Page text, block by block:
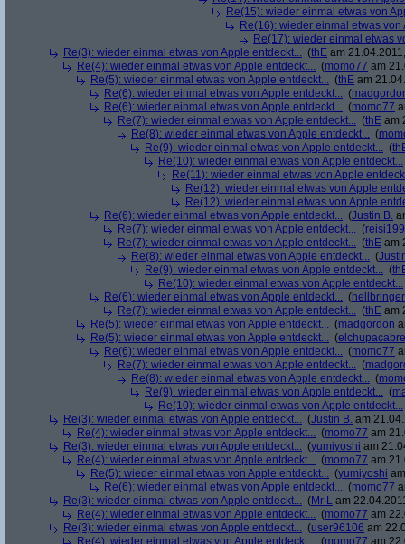
Re(15): wieder einmal etwas von
Re(16): wieder einmal etwas von
Re(17): wieder einmal etwas
Re(3): wieder einmal etwas von Apple entdeckt... (thE am
Re(4): wieder einmal etwas von Apple entdeckt... (momo77 am
Re(5): wieder einmal etwas von Apple entdeckt... (thE am
Re(6): wieder einmal etwas von Apple entdeckt... (
Re(6): wieder einmal etwas von Apple entdeckt... (momo77
Re(7): wieder einmal etwas von Apple entdeckt... (thE am
Re(8): wieder einmal etwas von Apple entdeckt... (
Re(9): wieder einmal etwas von Apple entdeckt... (
Re(10): wieder einmal etwas von Apple entdeckt...
Re(11): wieder einmal etwas von Apple
Re(12): wieder einmal etwas von Apple
Re(12): wieder einmal etwas von Apple
Re(6): wieder einmal etwas von Apple entdeckt... (Justin B.
Re(7): wieder einmal etwas von Apple entdeckt... (
Re(7): wieder einmal etwas von Apple entdeckt... (thE am
Re(8): wieder einmal etwas von Apple entdeckt... (
Re(9): wieder einmal etwas von Apple entdeckt... (
Re(10): wieder einmal etwas von Apple entdeckt...
Re(6): wieder einmal etwas von Apple entdeckt... (hellbringer
Re(7): wieder einmal etwas von Apple entdeckt... (thE am
Re(5): wieder einmal etwas von Apple entdeckt... (madgordon
Re(5): wieder einmal etwas von Apple entdeckt... (elchupacabre
Re(6): wieder einmal etwas von Apple entdeckt... (momo77
Re(7): wieder einmal etwas von Apple entdeckt... (
Re(8): wieder einmal etwas von Apple entdeckt... (
Re(9): wieder einmal etwas von Apple entdeckt... (
Re(10): wieder einmal etwas von Apple entdeckt...
Re(3): wieder einmal etwas von Apple entdeckt... (Justin B. am
Re(4): wieder einmal etwas von Apple entdeckt... (momo77 am
Re(3): wieder einmal etwas von Apple entdeckt... (yumiyoshi am
Re(4): wieder einmal etwas von Apple entdeckt... (momo77 am
Re(5): wieder einmal etwas von Apple entdeckt... (yumiyoshi
Re(6): wieder einmal etwas von Apple entdeckt... (momo77
Re(3): wieder einmal etwas von Apple entdeckt... (Mr L am
Re(4): wieder einmal etwas von Apple entdeckt... (momo77 am
Re(3): wieder einmal etwas von Apple entdeckt... (user96106 am
Re(4): wieder einmal etwas von Apple entdeckt... (momo77 am